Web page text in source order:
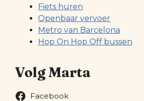
Fiets huren
Openbaar vervoer
Metro van Barcelona
Hop On Hop Off bussen
Volg Marta
Facebook